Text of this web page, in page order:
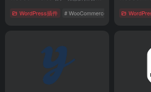
WordPress插件 # WooCommerce # 国外插件 #